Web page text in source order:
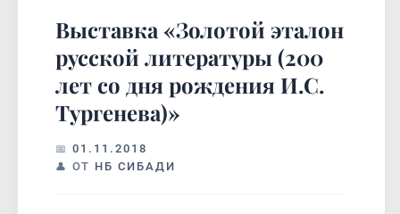
Выставка «Золотой эталон
русской литературы (200
лет со дня рождения И.С.
Тургенева)»
01.11.2018
ОТ НБ СИБАДИ